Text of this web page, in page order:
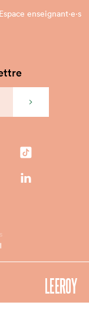
Espace enseignant·e⋅s